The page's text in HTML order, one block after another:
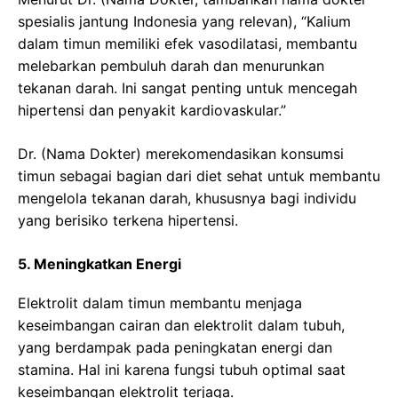
spesialis jantung Indonesia yang relevan), “Kalium
dalam timun memiliki efek vasodilatasi, membantu
melebarkan pembuluh darah dan menurunkan
tekanan darah. Ini sangat penting untuk mencegah
hipertensi dan penyakit kardiovaskular.”
Dr. (Nama Dokter) merekomendasikan konsumsi
timun sebagai bagian dari diet sehat untuk membantu
mengelola tekanan darah, khususnya bagi individu
yang berisiko terkena hipertensi.
5. Meningkatkan Energi
Elektrolit dalam timun membantu menjaga
keseimbangan cairan dan elektrolit dalam tubuh,
yang berdampak pada peningkatan energi dan
stamina. Hal ini karena fungsi tubuh optimal saat
keseimbangan elektrolit terjaga.